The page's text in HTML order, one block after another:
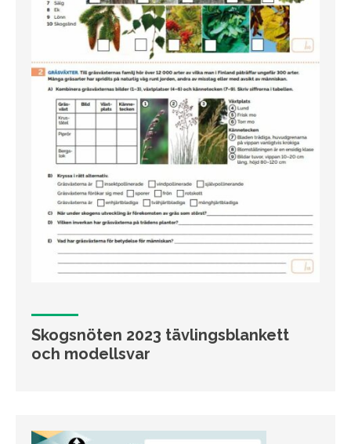
Skogsnöten 2023 tävlingsblankett
och modellsvar